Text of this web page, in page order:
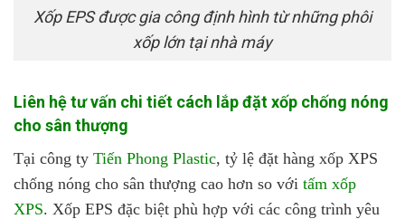
Xốp EPS được gia công định hình từ những phôi
xốp lớn tại nhà máy
Liên hệ tư vấn chi tiết cách lắp đặt xốp chống nóng
cho sân thượng
Tại công ty Tiến Phong Plastic, tỷ lệ đặt hàng xốp XPS
chống nóng cho sân thượng cao hơn so với tấm xốp
XPS. Xốp EPS đặc biệt phù hợp với các công trình yêu